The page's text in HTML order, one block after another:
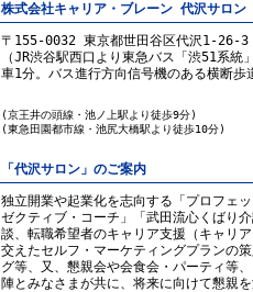
株式会社キャリア・ブレーン 代沢サロン
〒155-0032 東京都世田谷区代沢1-26-3
（JR渋谷駅西口より東急バス「渋51系
車1分。バス進行方向信号機のある横断
(京王井の頭線・池ノ上駅より徒歩9分)
(東急田園都市線・池尻大橋駅より徒歩10分)
「代沢サロン」のご案内
独立開業や起業化を志向する「プロフェ
ゼクティブ・コーチ」「武田流心くばり
談、転職希望者のキャリア支援（キャリ
交えたセルフ・マーケティングプランの
グ等、又、懇親会や会食会・パーティ等
陣とみなさまが共に、将来に向けて懇親